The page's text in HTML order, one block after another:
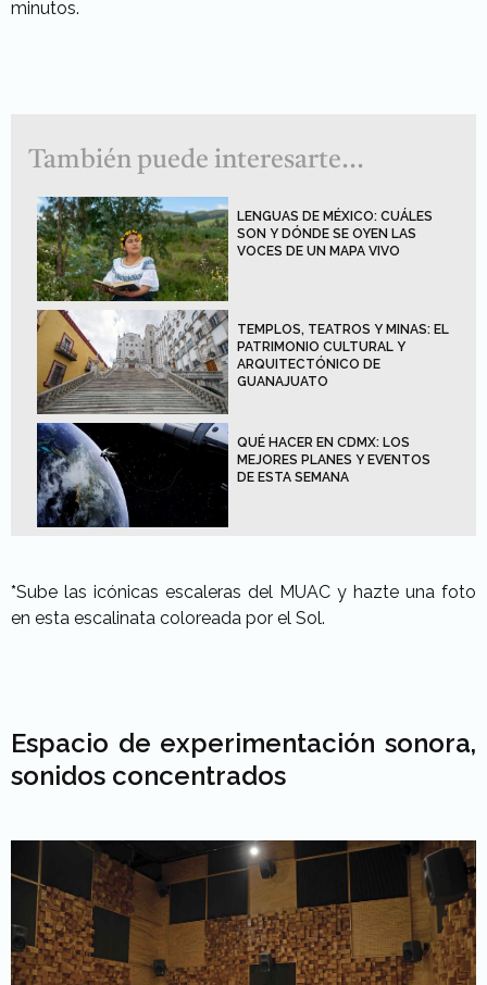
minutos.
También puede interesarte...
LENGUAS DE MÉXICO: CUÁLES
SON Y DÓNDE SE OYEN LAS
VOCES DE UN MAPA VIVO
TEMPLOS, TEATROS Y MINAS: EL
PATRIMONIO CULTURAL Y
ARQUITECTÓNICO DE
GUANAJUATO
QUÉ HACER EN CDMX: LOS
MEJORES PLANES Y EVENTOS
DE ESTA SEMANA
*Sube las icónicas escaleras del MUAC y hazte una foto
en esta escalinata coloreada por el Sol.
Espacio de experimentación sonora,
sonidos concentrados